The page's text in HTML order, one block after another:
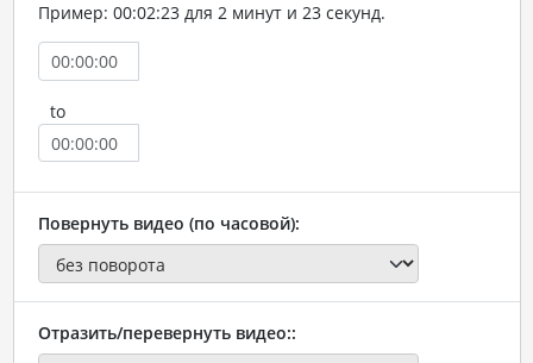
Пример: 00:02:23 для 2 минут и 23 секунд.
to
Повернуть видео (по часовой):
Отразить/перевернуть видео::